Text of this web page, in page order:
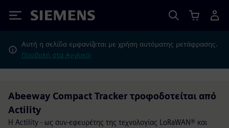
Siemens
Αυτή η σελίδα εμφανίζεται με χρήση αυτόματης μετάφρασης.
Προβολή στα Αγγλικά;
Abeeway Compact Tracker τροφοδοτείται από
Actility
Η Actility - ως συν-εφευρέτης της τεχνολογίας LoRaWAN® και